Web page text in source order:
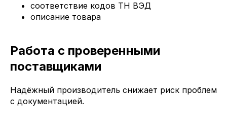
соответствие кодов ТН ВЭД
описание товара
Работа с проверенными
поставщиками
Надёжный производитель снижает риск проблем
с документацией.